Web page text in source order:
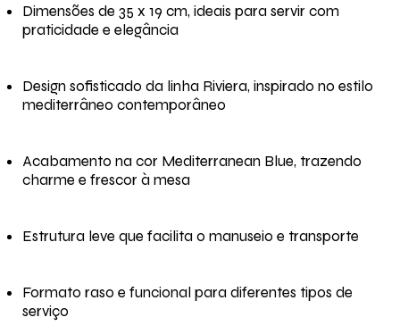
Dimensões de 35 x 19 cm, ideais para servir com
praticidade e elegância
Design sofisticado da linha Riviera, inspirado no estilo
mediterrâneo contemporâneo
Acabamento na cor Mediterranean Blue, trazendo
charme e frescor à mesa
Estrutura leve que facilita o manuseio e transporte
Formato raso e funcional para diferentes tipos de
serviço